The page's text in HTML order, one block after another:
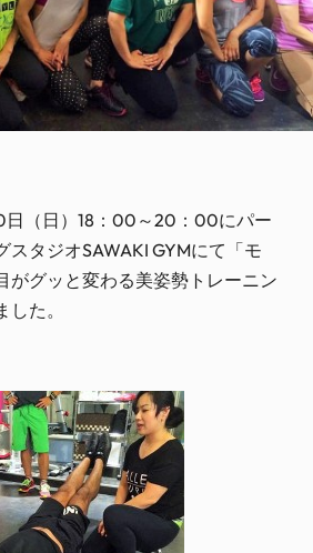
日（日）18：00～20：00にパー
スタジオSAWAKI GYMにて「モ
がグッと変わる美姿勢トレーニン
た。